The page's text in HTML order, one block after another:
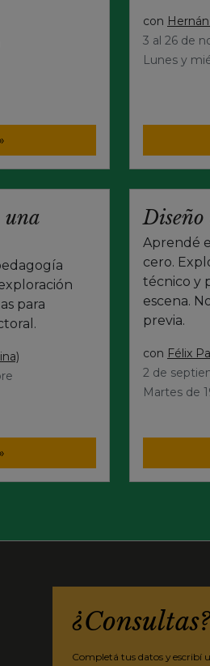
con
3 al 26 de
Lunes y
una
para
Diseño
Aprendé
cero.
técnico y
escena.
previa.
con Félix
2 de
Martes de
¿Consultas?
Completá tus datos y escribí